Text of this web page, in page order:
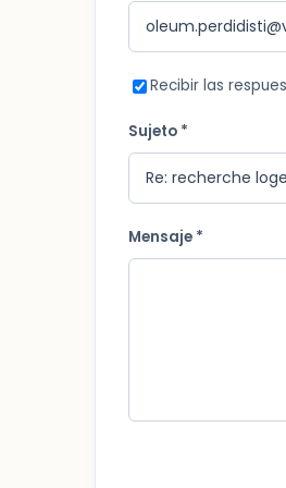
Recibir las
Sujeto *
Mensaje *